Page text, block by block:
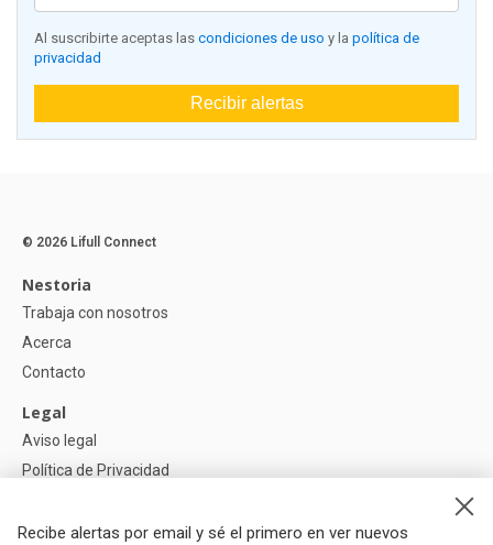
Al suscribirte aceptas las condiciones de uso y la política de
privacidad
Recibir alertas
Recibe alertas por email y sé el primero en ver nuevos
© 2026 Lifull Connect
Nestoria
Trabaja con nosotros
Acerca
Contacto
Legal
Aviso legal
Política de Privacidad
Ayuda